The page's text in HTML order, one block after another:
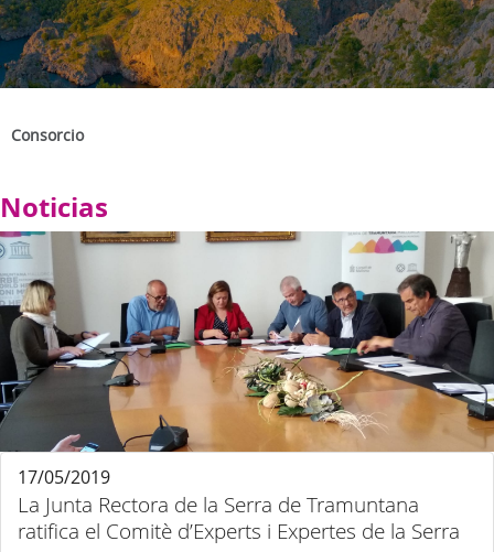
Consorcio
Noticias
La Junta Rectora de la Serra de Tramuntana
ratifica el Comitè d’Experts i Expertes de la Serra
17/05/2019